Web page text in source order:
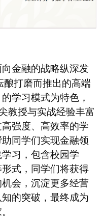
金融的战略纵深发
打磨而推出的高端
学习模式为特色，
教授与实战经验丰富
强度、高效率的学
同学们实现金融领
习，包含校园学
式，同学们将获得
会，沉淀更多经营
的突破，最终成为